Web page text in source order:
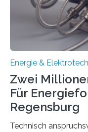
eingespeist
Gesetz (EEG) sind
Energie &
Zwei
Für
Regensburg
Technisch